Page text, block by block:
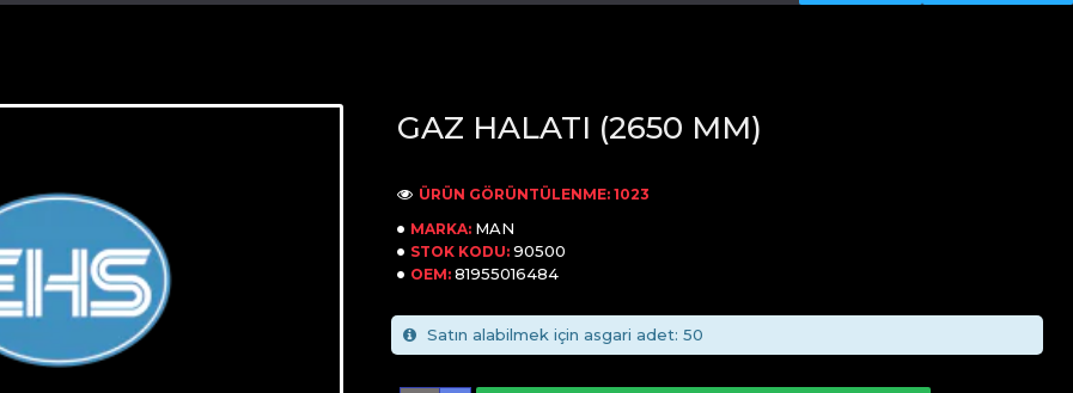
GAZ HALATI (2650 MM)
MARKA: MAN
STOK KODU: 90500
OEM: 81955016484
ÜRÜN GÖRÜNTÜLENME: 1023
Satın alabilmek için asgari adet: 50